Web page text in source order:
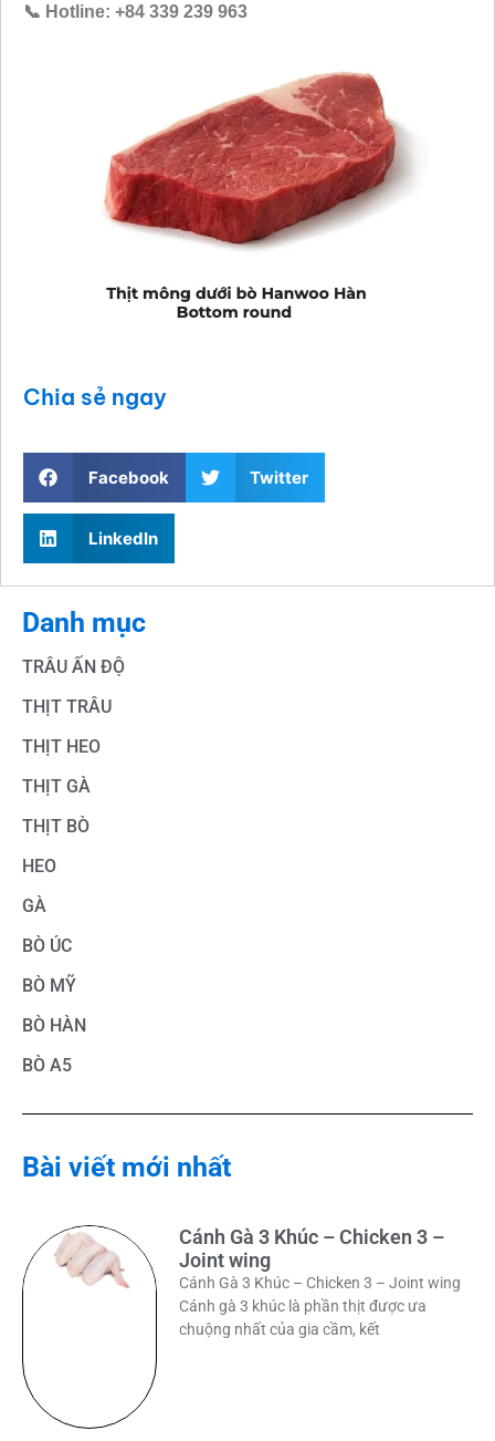
📞 Hotline: +84 339 239 963
Chia sẻ ngay
Facebook Twitter
LinkedIn
Danh mục
TRÂU ẤN ĐỘ
THỊT TRÂU
THỊT HEO
THỊT GÀ
THỊT BÒ
HEO
GÀ
BÒ ÚC
BÒ MỸ
BÒ HÀN
BÒ A5
Bài viết mới nhất
Cánh Gà 3 Khúc – Chicken 3 –
Joint wing
Cánh Gà 3 Khúc – Chicken 3 – Joint wing
Cánh gà 3 khúc là phần thịt được ưa
chuộng nhất của gia cầm, kết